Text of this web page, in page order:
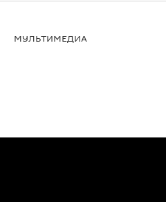
МУЛЬТИМЕДИА